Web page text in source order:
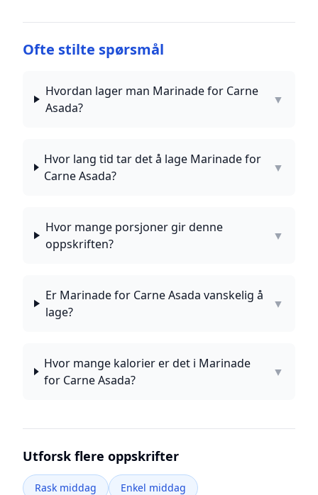
Ofte stilte spørsmål
Hvordan lager man Marinade for Carne
Asada?
▼
Hvor lang tid tar det å lage Marinade for
Carne Asada?
▼
Hvor mange porsjoner gir denne
oppskriften?
▼
Er Marinade for Carne Asada vanskelig å
lage?
▼
Hvor mange kalorier er det i Marinade
for Carne Asada?
▼
Utforsk flere oppskrifter
Rask middag
Enkel middag